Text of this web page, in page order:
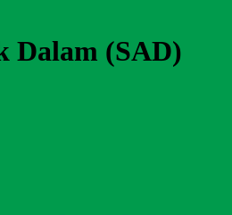
Dalam (SAD)